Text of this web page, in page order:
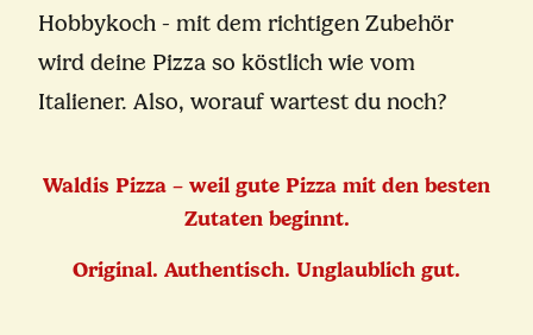
Hobbykoch - mit dem richtigen Zubehör
wird deine Pizza so köstlich wie vom
Italiener. Also, worauf wartest du noch?
Waldis Pizza – weil gute Pizza mit den besten
Zutaten beginnt.
Original. Authentisch. Unglaublich gut.